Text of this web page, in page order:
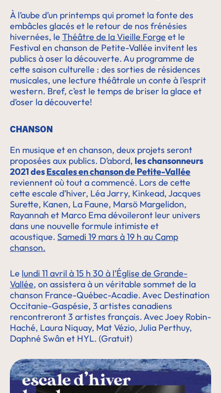
À l’aube d’un printemps qui promet la fonte des
embâcles glacés et le retour de nos frénésies
hivernées, le Théâtre de la Vieille Forge et le
Festival en chanson de Petite-Vallée invitent les
publics à oser la découverte. Au programme de
cette saison culturelle : des sorties de résidences
musicales, une lecture théâtrale un conte à l’esprit
western. Bref, c’est le temps de briser la glace et
d’oser la découverte!
CHANSON
En musique et en chanson, deux projets seront
proposées aux publics. D’abord, les chansonneurs
2021 desEscales en chanson de Petite-Vallée
reviennent où tout a commencé. Lors de cette
cette escale d’hiver, Léa Jarry, Kinkead, Jacques
Surette, Kanen, La Faune, Marsö Margelidon,
Rayannah et Marco Ema dévoileront leur univers
dans une nouvelle formule intimiste et
acoustique. Samedi 19 mars à 19 h au Camp
chanson.
Le lundi 11 avril à 15 h 30 à l’Église de Grande-
Vallée, on assistera à un véritable sommet de la
chanson France-Québec-Acadie. Avec Destination
Occitanie-Gaspésie, 3 artistes canadiens
rencontreront 3 artistes français. Avec Joey Robin-
Haché, Laura Niquay, Mat Vézio, Julia Perthuy,
Daphné Swân et HYL. (Gratuit)